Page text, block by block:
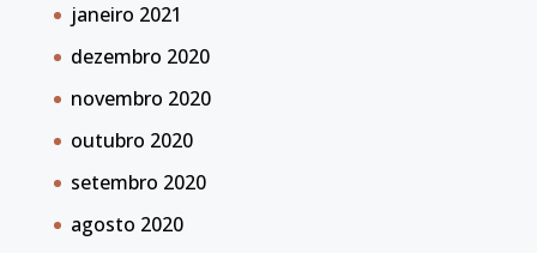
janeiro 2021
dezembro 2020
novembro 2020
outubro 2020
setembro 2020
agosto 2020